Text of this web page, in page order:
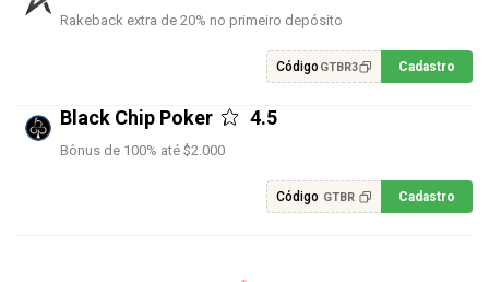
Rakeback extra de 20% no primeiro depósito
Código GTBR3 Cadastro
Black Chip Poker 4.5
Bônus de 100% até $2.000
Código GTBR Cadastro